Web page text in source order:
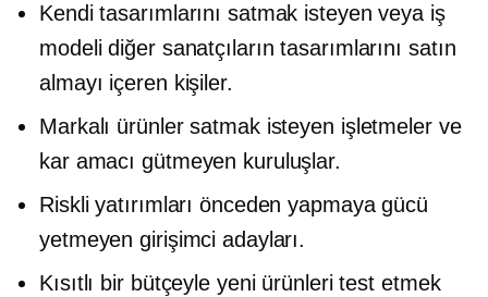
Kendi tasarımlarını satmak isteyen veya iş
modeli diğer sanatçıların tasarımlarını satın
almayı içeren kişiler.
Markalı ürünler satmak isteyen işletmeler ve
kar amacı gütmeyen kuruluşlar.
Riskli yatırımları önceden yapmaya gücü
yetmeyen girişimci adayları.
Kısıtlı bir bütçeyle yeni ürünleri test etmek